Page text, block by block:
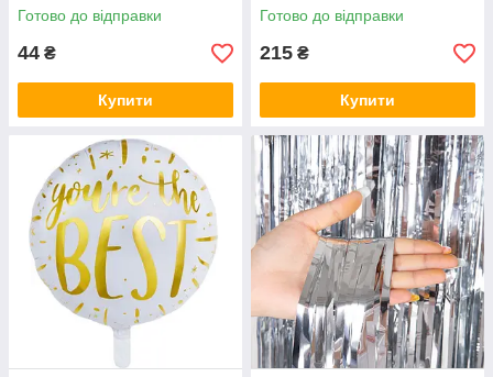
Готово до відправки
44 ₴
Купити
Готово до відправки
215 ₴
Купити